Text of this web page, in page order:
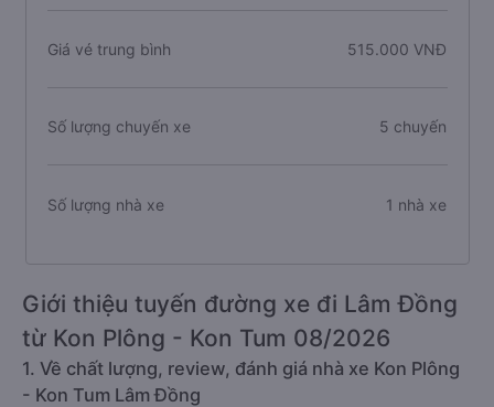
Giá vé trung bình 515.000 VNĐ
Số lượng chuyến xe 5 chuyến
Số lượng nhà xe 1 nhà xe
Giới thiệu tuyến đường xe đi Lâm Đồng
từ Kon Plông - Kon Tum 08/2026
1. Về chất lượng, review, đánh giá nhà xe Kon Plông
- Kon Tum Lâm Đồng